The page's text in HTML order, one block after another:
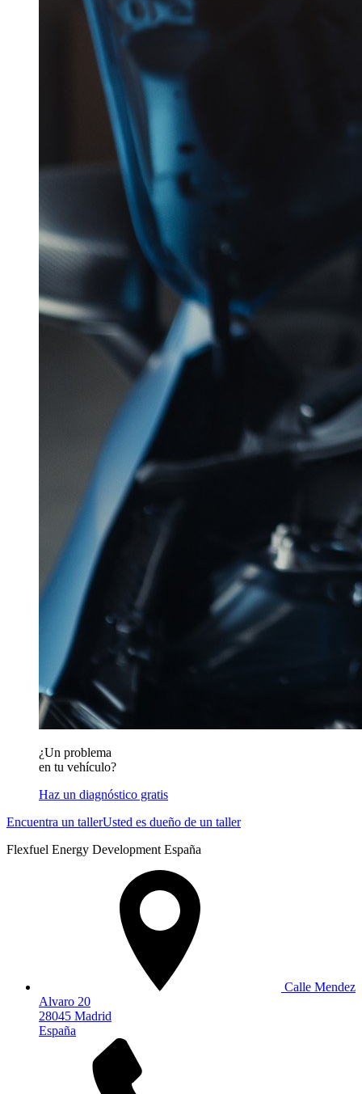
¿Un problema
en tu vehículo?
Haz un diagnóstico gratis
Encuentra un tallerUsted es dueño de un taller
Flexfuel Energy Development España
Calle Mendez
Alvaro 20
28045 Madrid
España